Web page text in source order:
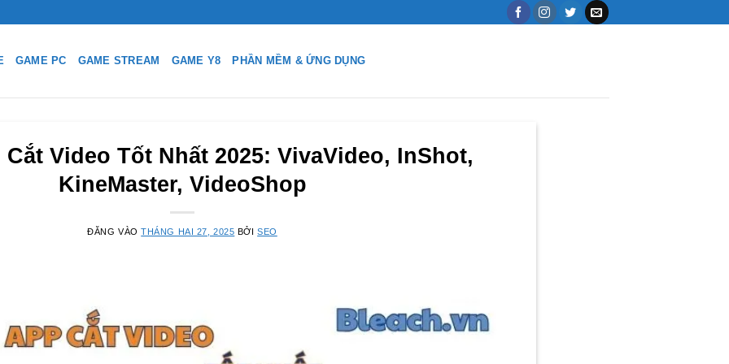
GAME PC GAME STREAM GAME Y8 PHẦN MỀM & ỨNG DỤNG
Video Tốt Nhất 2025: VivaVideo, InShot,
KineMaster, VideoShop
ĐĂNG VÀOTHÁNG HAI 27, 2025 BỞISEO